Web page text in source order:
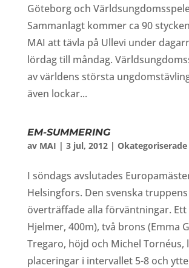
Göteborg och
Sammanlagt kommer ca 90
MAI att tävla på Ullevi under
lördag till måndag.
av världens största
även lockar...
EM-SUMMERING
av MAI | 3 jul, 2012| Okategoriserade
I söndags avslutades
Helsingfors. Den svenska
överträffade alla förväntningar. Ett
Hjelmer, 400m), två brons (Emma
Tregaro, höjd och Michel Tornéus,
placeringar i intervallet 5-8 och